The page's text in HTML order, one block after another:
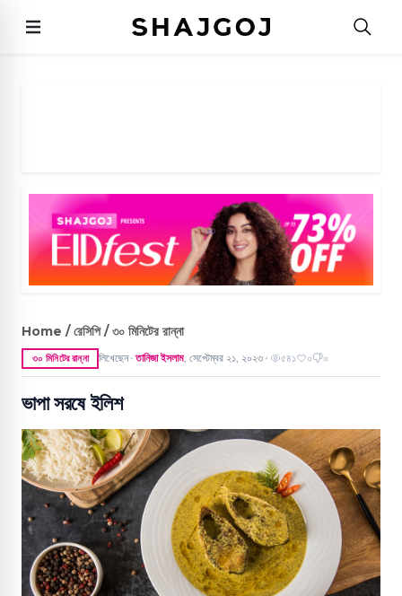
Home / রেসিপি / ৩০ মিনিটের রান্না
৩০ মিনিটের রান্না লিখেছেন ● তানিজা ইসলাম,সেপ্টেম্বর ২১, ২০২৩ ● ৫৪১ ০ ০
ভাপা সরষে ইলিশ